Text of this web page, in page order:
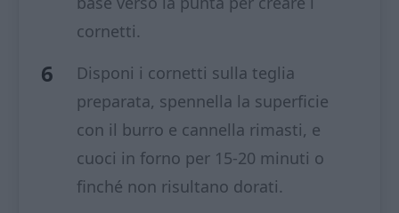
cornetti.
Disponi i cornetti sulla teglia
preparata, spennella la superficie
con il burro e cannella rimasti, e
cuoci in forno per 15-20 minuti o
finché non risultano dorati.